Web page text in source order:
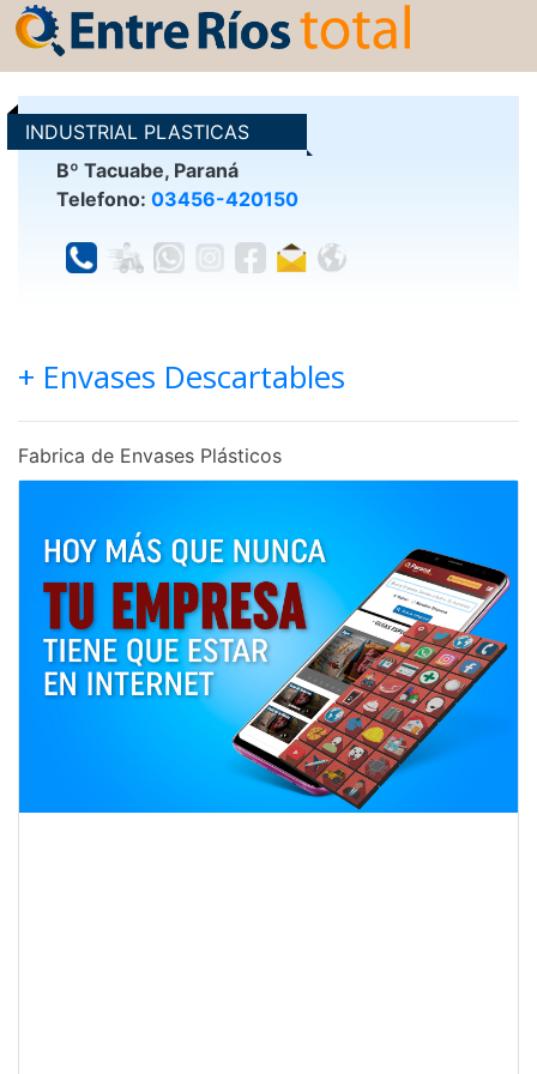
INDUSTRIAL PLASTICAS
DESCAR
Bº Tacuabe, Paraná
Telefono: 03456-420150
+ Envases Descartables
Fabrica de Envases Plásticos